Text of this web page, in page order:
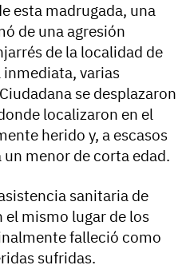
esta madrugada, una
de una agresión
de la localidad de
inmediata, varias
se desplazaron
localizaron en el
herido y, a escasos
menor de corta edad.
sanitaria de
el mismo lugar de los
falleció como
sufridas.